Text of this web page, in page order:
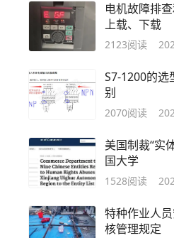
电机故障排
上载、下载
2123阅读
S7-1200的选
别
2070阅读
美国制裁“实
国大学
1528阅读
特种作业人
核管理规定